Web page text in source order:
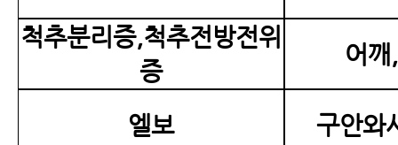
척추분리증,척추전방전위
증
어
엘보 구안와